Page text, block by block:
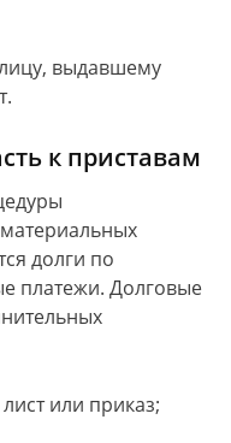
выдавшему
к приставам
долги по
платежи. Долговые
или приказ;